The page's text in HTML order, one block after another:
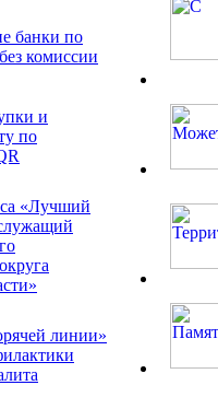
банки по
комиссии
и
по
«Лучший
линии»